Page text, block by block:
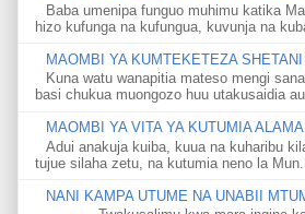
Baba umenipa funguo muhimu katika
hizo kufunga na kufungua, kuvunja na
MAOMBI YA KUMTEKETEZA
Kuna watu wanapitia mateso mengi
basi chukua muongozo huu utakusaidia
MAOMBI YA VITA YA KUTUMIA
Adui anakuja kuiba, kuua na kuharibu
tujue silaha zetu, na kutumia neno la Mun...
NANI KAMPA UTUME NA UNABII